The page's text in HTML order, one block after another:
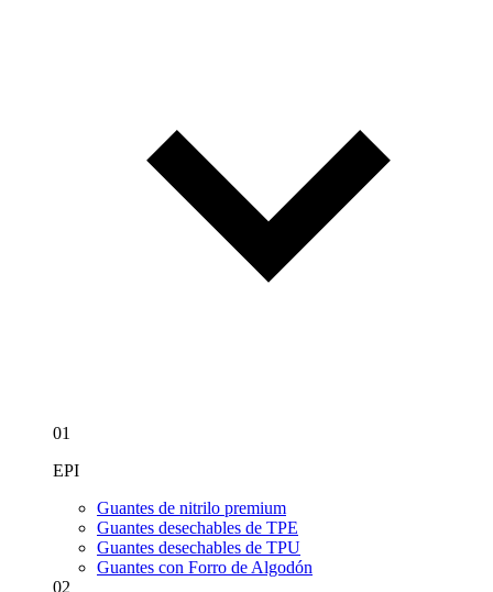
01
EPI
Guantes de nitrilo premium
Guantes desechables de TPE
Guantes desechables de TPU
Guantes con Forro de Algodón
02